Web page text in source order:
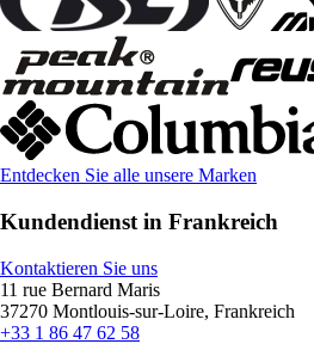
Entdecken Sie alle unsere Marken
Kundendienst in Frankreich
Kontaktieren Sie uns
11 rue Bernard Maris
37270 Montlouis-sur-Loire, Frankreich
+33 1 86 47 62 58